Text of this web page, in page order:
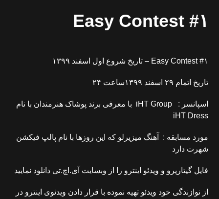
Easy Contest #۱
Easy Contest #۱ – تاریخ شروع اول اسفند ۱۳۹۹
تاریخ اتمام ۲۹ اسفند ۱۳۹۹ساعت ۲۴
اسپانسر : iHT Group با معرفی برند پوشاک هنرمندان با نام
iHT Dress
مورد مسابقه : آهنگ میزیرلو که این روزها با نام پالپ فیکشن
شهرت دارد
فایل گیتارپرو و ویدئو اینترو را از وبسایت آی.اچ.تی دانلود نمایید
از نوازندگی خود ویدئو تهیه نموده با قرار دادن ویدئوی اینترو در